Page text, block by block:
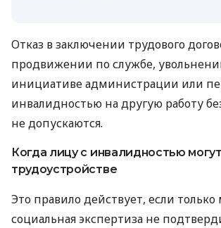
Отказ в заключении трудового
продвижении по службе,
инициативе администрации или
инвалидностью на другую работу
не допускаются.
Когда лицу с инвалидностью
трудоустройстве
Это правило действует, если
социальная экспертиза не